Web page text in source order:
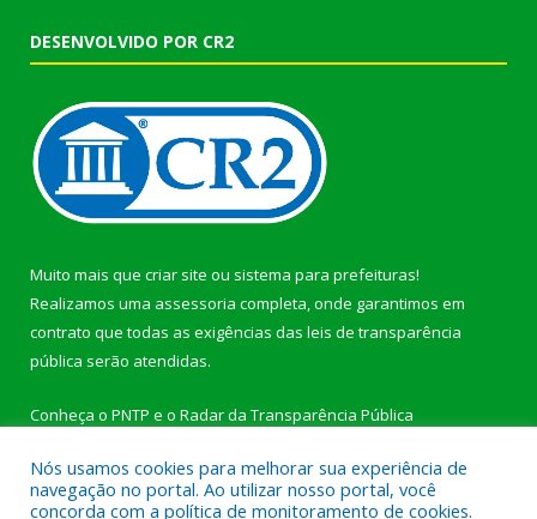
DESENVOLVIDO POR CR2
Muito mais que criar site ou sistema para prefeituras!
Realizamos uma assessoria completa, onde garantimos em
contrato que todas as exigências das leis de transparência
pública serão atendidas.
Conheça o PNTP e o Radar da Transparência Pública
Nós usamos cookies para melhorar sua experiência de
navegação no portal. Ao utilizar nosso portal, você
concorda com a política de monitoramento de cookies.